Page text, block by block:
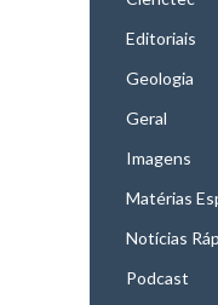
Editoriais
Geologia
Geral
Imagens
Matérias
Notícias
Podcast